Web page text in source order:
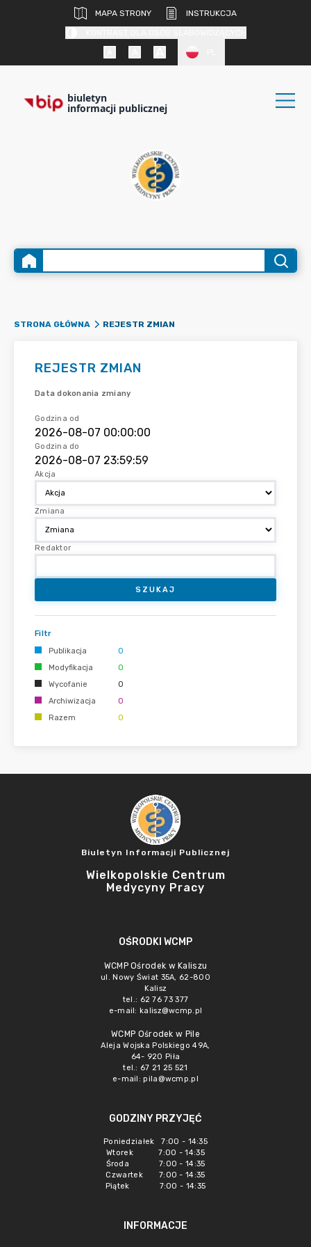
MAPA STRONY
INSTRUKCJA
biuletyn
informacji publicznej
STRONA GŁÓWNA REJESTR ZMIAN
REJESTR ZMIAN
Data dokonania zmiany
Godzina od
Godzina do
Akcja
Zmiana
Redaktor
SZUKAJ
Filtr
Publikacja
0
Modyfikacja
0
Wycofanie
0
Archiwizacja
0
Razem
0
Biuletyn Informacji Publicznej
Wielkopolskie Centrum
Medycyny Pracy
OŚRODKI WCMP
WCMP Ośrodek w Kaliszu
ul. Nowy Świat 35A, 62-800
Kalisz
tel.: 62 76 73 377
e-mail: kalisz@wcmp.pl
WCMP Ośrodek w Pile
Aleja Wojska Polskiego 49A,
64- 920 Piła
tel.: 67 21 25 521
e-mail: pila@wcmp.pl
GODZINY PRZYJĘĆ
Poniedziałek 7:00 - 14:35
Wtorek 7:00 - 14:35
Środa 7:00 - 14:35
Czwartek 7:00 - 14:35
Piątek 7:00 - 14:35
INFORMACJE